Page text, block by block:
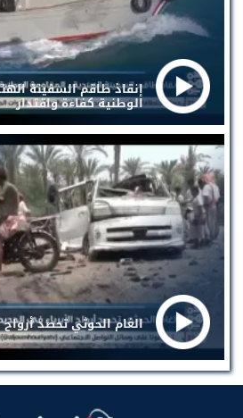
إنقاذ طاقم السفينة
الوطنية كفاءة واقتدار
الغام الحوثي تحصد أرواح